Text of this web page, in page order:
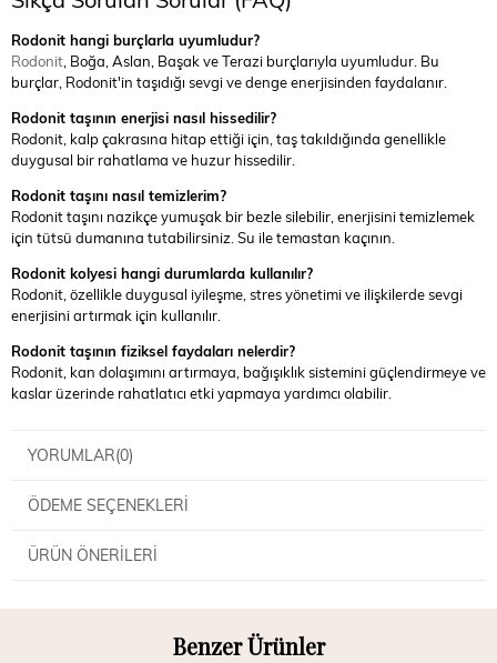
Rodonit hangi burçlarla uyumludur?
Rodonit , Boğa, Aslan, Başak ve Terazi burçlarıyla uyumludur. Bu
burçlar, Rodonit'in taşıdığı sevgi ve denge enerjisinden faydalanır.
Rodonit taşının enerjisi nasıl hissedilir?
Rodonit, kalp çakrasına hitap ettiği için, taş takıldığında genellikle
duygusal bir rahatlama ve huzur hissedilir.
Rodonit taşını nasıl temizlerim?
Rodonit taşını nazikçe yumuşak bir bezle silebilir, enerjisini temizlemek
için tütsü dumanına tutabilirsiniz. Su ile temastan kaçının.
Rodonit kolyesi hangi durumlarda kullanılır?
Rodonit, özellikle duygusal iyileşme, stres yönetimi ve ilişkilerde sevgi
enerjisini artırmak için kullanılır.
Rodonit taşının fiziksel faydaları nelerdir?
Rodonit, kan dolaşımını artırmaya, bağışıklık sistemini güçlendirmeye ve
kaslar üzerinde rahatlatıcı etki yapmaya yardımcı olabilir.
YORUMLAR(0)
ÖDEME SEÇENEKLERI
ÜRÜN ÖNERILERI
Benzer Ürünler